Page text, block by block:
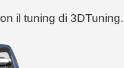
il tuning di